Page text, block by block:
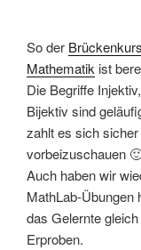
So der
Mathematik ist
Die Begriffe
Bijektiv sind
zahlt es sich sicher
vorbeizuschauen
Auch haben wir
MathLab-Übungen
das Gelernte
Erproben.